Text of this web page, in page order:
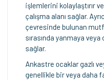
işlemlerini kolaylaştırır
çalışma alanı sağlar.
çevresinde bulunan
sırasında yanmaya
sağlar.
Ankastre ocaklar gazlı
genellikle bir veya daha